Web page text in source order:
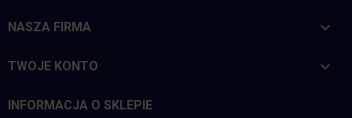
NASZA FIRMA 
TWOJE KONTO 
INFORMACJA O SKLEPIE